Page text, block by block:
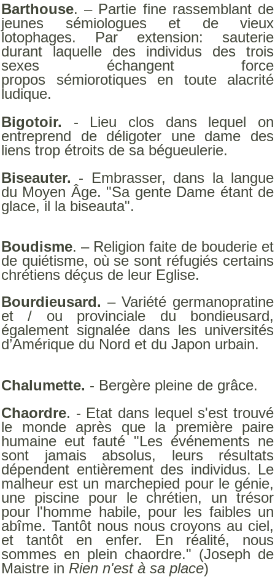
Barthouse. – Partie fine rassemblant de
jeunes sémiologues et de vieux
lotophages. Par extension: sauterie
durant laquelle des individus des trois
sexes échangent force
propos sémiorotiques en toute alacrité
ludique.
Bigotoir. - Lieu clos dans lequel on
entreprend de déligoter une dame des
liens trop étroits de sa bégueulerie.
Biseauter. - Embrasser, dans la langue
du Moyen Âge. "Sa gente Dame étant de
glace, il la biseauta".
Boudisme. – Religion faite de bouderie et
de quiétisme, où se sont réfugiés certains
chrétiens déçus de leur Eglise.
Bourdieusard. – Variété germanopratine
et / ou provinciale du bondieusard,
également signalée dans les universités
d’Amérique du Nord et du Japon urbain.
Chalumette. - Bergère pleine de grâce.
Chaordre. - Etat dans lequel s'est trouvé
le monde après que la première paire
humaine eut fauté "Les événements ne
sont jamais absolus, leurs résultats
dépendent entièrement des individus. Le
malheur est un marchepied pour le génie,
une piscine pour le chrétien, un trésor
pour l'homme habile, pour les faibles un
abîme. Tantôt nous nous croyons au ciel,
et tantôt en enfer. En réalité, nous
sommes en plein chaordre." (Joseph de
Maistre in Rien n'est à sa place)